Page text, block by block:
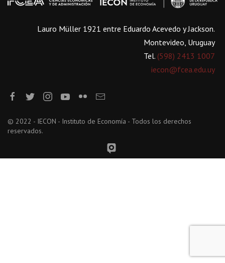
Lauro Müller 1921 entre Eduardo Acevedo y Jackson.
Montevideo, Uruguay
Tel. (598) 2413 1007
iecon@fcea.edu.uy
© 2022 - IECON - Instituto de Economía - Todos los derechos
reservados.